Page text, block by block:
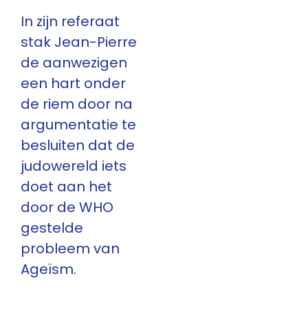
In zijn referaat
stak Jean-Pierre
de aanwezigen
een hart onder
de riem door na
argumentatie te
besluiten dat de
judowereld iets
doet aan het
door de WHO
gestelde
probleem van
Ageïsm.